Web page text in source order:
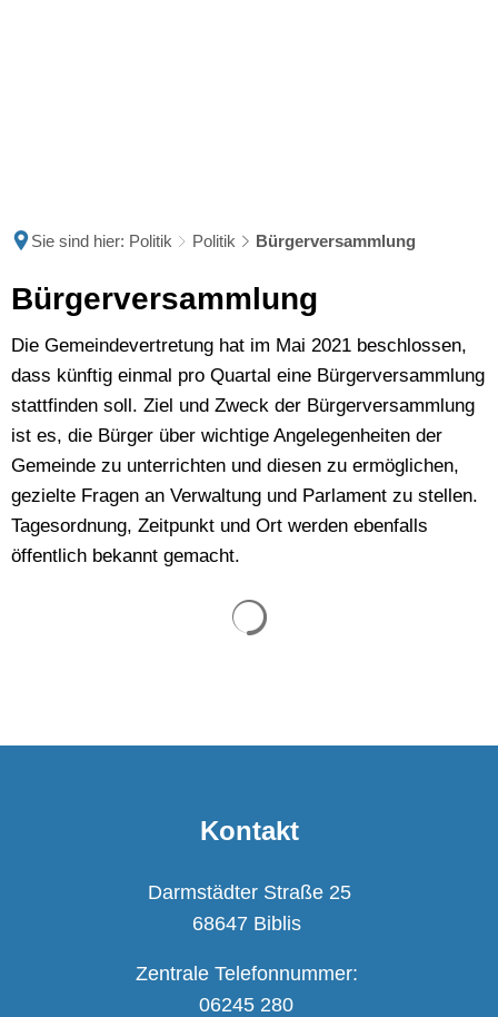
Sie sind hier: Politik Politik Bürgerversammlung
Bürgerversammlung
Bürgerversammlung
Die Gemeindevertretung hat im Mai 2021 beschlossen,
dass künftig einmal pro Quartal eine Bürgerversammlung
stattfinden soll. Ziel und Zweck der Bürgerversammlung
ist es, die Bürger über wichtige Angelegenheiten der
Gemeinde zu unterrichten und diesen zu ermöglichen,
gezielte Fragen an Verwaltung und Parlament zu stellen.
Tagesordnung, Zeitpunkt und Ort werden ebenfalls
öffentlich bekannt gemacht.
Kontakt
Darmstädter Straße 25
68647 Biblis
Zentrale Telefonnummer:
06245 280